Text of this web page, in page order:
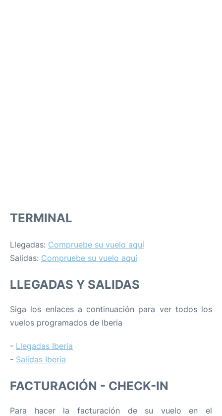
TERMINAL
Llegadas: Compruebe su vuelo aquí
Salidas: Compruebe su vuelo aquí
LLEGADAS Y SALIDAS
Siga los enlaces a continuación para ver todos los
vuelos programados de Iberia
- Llegadas Iberia
- Salidas Iberia
FACTURACIÓN - CHECK-IN
Para hacer la facturación de su vuelo en el